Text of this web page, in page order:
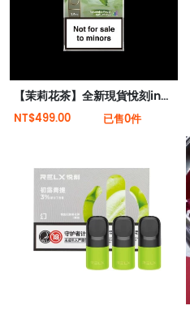
【茉莉花茶】全新現貨悅刻infinity 2六代煙彈(煙彈x1)(通用Relx 4, 5代主機)
NT$499.00 已售0件